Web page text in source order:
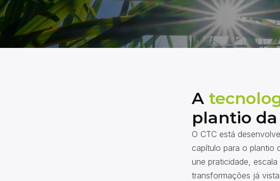
A
plantio
O CTC está
capítulo para o plantio
une praticidade,
transformações já